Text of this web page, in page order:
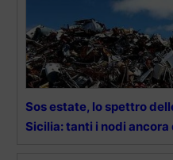
Sos estate, lo spettro
Sicilia: tanti i nodi